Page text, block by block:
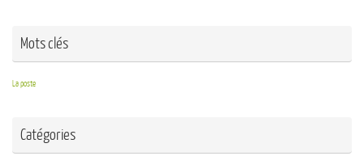
Mots clés
La poste
Catégories